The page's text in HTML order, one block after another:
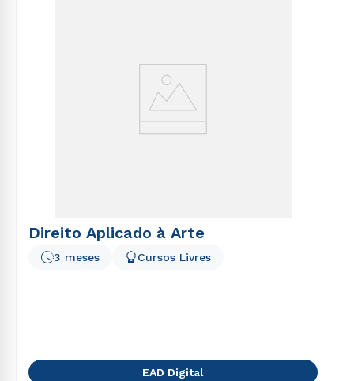
Direito Aplicado à Arte
3 meses Cursos Livres
EAD Digital